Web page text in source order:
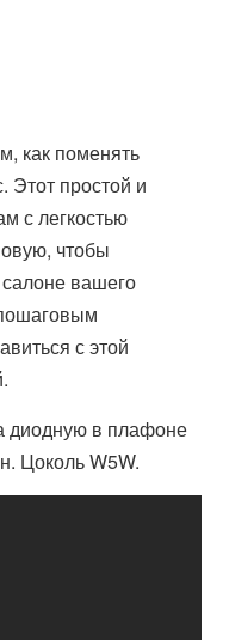
как поменять
Этот простой и
с легкостью
чтобы
вашего
с этой
диодную в плафоне
Цоколь W5W.